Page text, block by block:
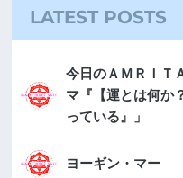
LATEST POSTS
今日のＡＭＲＩＴ
マ『【運とは何か
っている』」
ヨーギン・マー